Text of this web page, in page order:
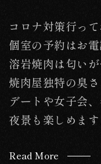
コロナ対策行っ
個室の予約はお電
溶岩焼肉は匂いが
焼肉屋独特の臭
デートや女子会
夜景も楽しめます
Read More